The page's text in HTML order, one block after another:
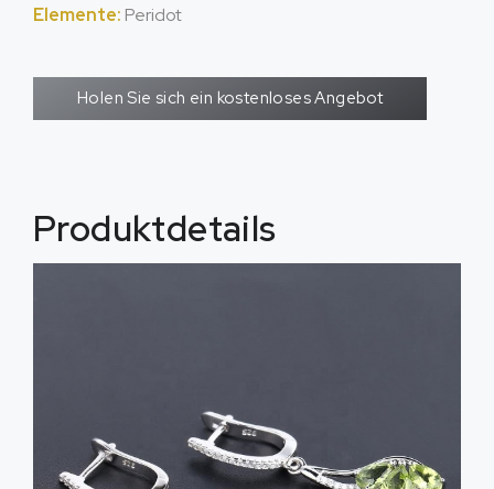
Elemente: Peridot
Holen Sie sich ein kostenloses Angebot
Produktdetails